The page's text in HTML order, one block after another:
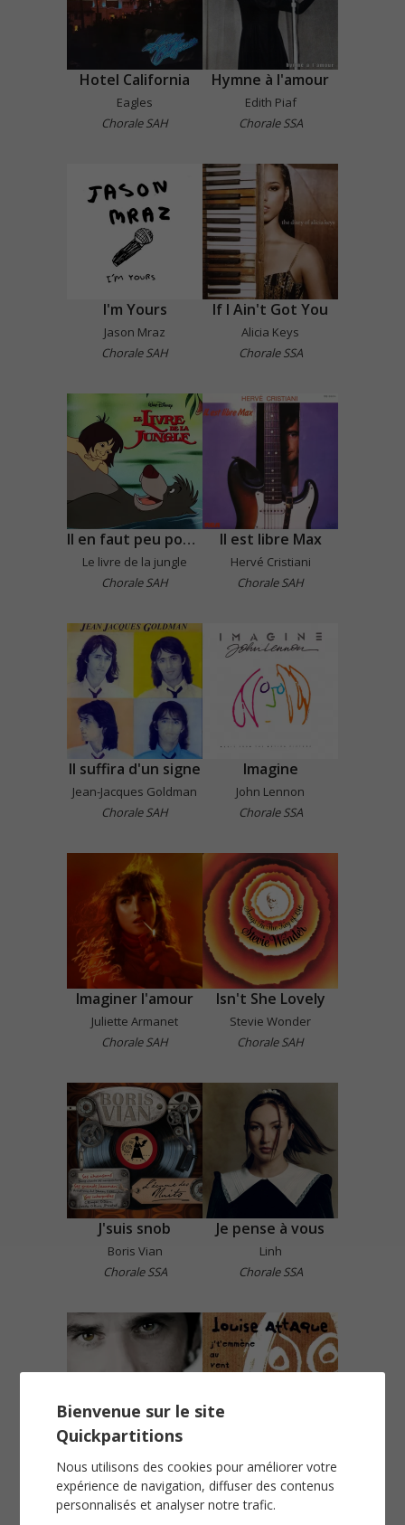
Hotel California
Eagles
Chorale SAH
Hymne à l'amour
Edith Piaf
Chorale SSA
I'm Yours
Jason Mraz
Chorale SAH
If I Ain't Got You
Alicia Keys
Chorale SSA
Il en faut peu pour être heureux
Le livre de la jungle
Chorale SAH
Il est libre Max
Hervé Cristiani
Chorale SAH
Il suffira d'un signe
Jean-Jacques Goldman
Chorale SAH
Imagine
John Lennon
Chorale SSA
Imaginer l'amour
Juliette Armanet
Chorale SAH
Isn't She Lovely
Stevie Wonder
Chorale SAH
J'suis snob
Boris Vian
Chorale SSA
Je pense à vous
Linh
Chorale SSA
Je sais où aller
Patrick Fiori
Chorale SAH
Louise Attaque
Chorale SSA
Bienvenue sur le site
Quickpartitions
Nous utilisons des cookies pour améliorer votre
expérience de navigation, diffuser des contenus
personnalisés et analyser notre trafic.